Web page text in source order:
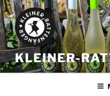
Zum
Inhalt
springen
KLEINER-